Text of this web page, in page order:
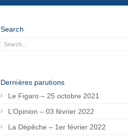
Search
Dernières parutions
Le Figaro – 25 octobre 2021
L’Opinion – 03 février 2022
La Dépêche – 1er février 2022